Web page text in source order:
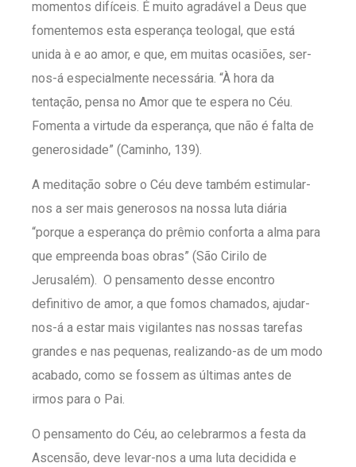
momentos difíceis. É muito agradável a Deus que
fomentemos esta esperança teologal, que está
unida à e ao amor, e que, em muitas ocasiões, ser-
nos-á especialmente necessária. “À hora da
tentação, pensa no Amor que te espera no Céu.
Fomenta a virtude da esperança, que não é falta de
generosidade” (Caminho, 139).
A meditação sobre o Céu deve também estimular-
nos a ser mais generosos na nossa luta diária
“porque a esperança do prêmio conforta a alma para
que empreenda boas obras” (São Cirilo de
Jerusalém). O pensamento desse encontro
definitivo de amor, a que fomos chamados, ajudar-
nos-á a estar mais vigilantes nas nossas tarefas
grandes e nas pequenas, realizando-as de um modo
acabado, como se fossem as últimas antes de
irmos para o Pai.
O pensamento do Céu, ao celebrarmos a festa da
Ascensão, deve levar-nos a uma luta decidida e